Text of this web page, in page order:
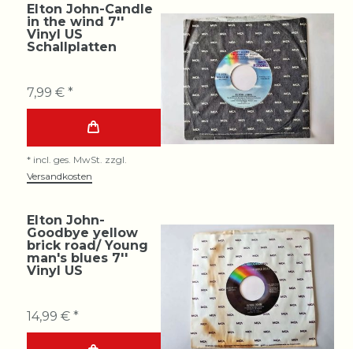
Elton John-Candle
in the wind 7''
Vinyl US
Schallplatten
7,99 € *
* incl. ges. MwSt. zzgl.
Versandkosten
Elton John-
Goodbye yellow
brick road/ Young
man's blues 7''
Vinyl US
14,99 € *